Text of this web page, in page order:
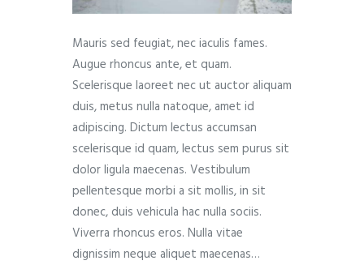
Mauris sed feugiat, nec iaculis fames.
Augue rhoncus ante, et quam.
Scelerisque laoreet nec ut auctor aliquam
duis, metus nulla natoque, amet id
adipiscing. Dictum lectus accumsan
scelerisque id quam, lectus sem purus sit
dolor ligula maecenas. Vestibulum
pellentesque morbi a sit mollis, in sit
donec, duis vehicula hac nulla sociis.
Viverra rhoncus eros. Nulla vitae
dignissim neque aliquet maecenas…